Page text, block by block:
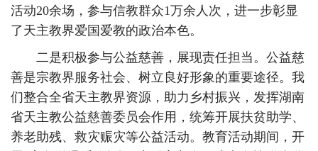
活动20余场，参与信教群众1万余人次，进一步彰显
了天主教界爱国爱教的政治本色。
二是积极参与公益慈善，展现责任担当。公益慈
善是宗教界服务社会、树立良好形象的重要途径。我
们整合全省天主教界资源，助力乡村振兴，发挥湖南
省天主教公益慈善委员会作用，统筹开展扶贫助学、
养老助残、救灾赈灾等公益活动。教育活动期间，开